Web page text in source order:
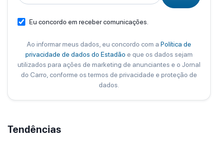
Eu concordo em receber comunicações.
Ao informar meus dados, eu concordo com a Política de
privacidade de dados do Estadão e que os dados sejam
utilizados para ações de marketing de anunciantes e o Jornal
do Carro, conforme os termos de privacidade e proteção de
dados.
Tendências